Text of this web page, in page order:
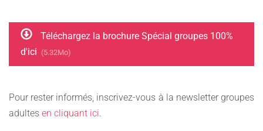
Téléchargez la brochure Spécial groupes 100%
d'ici (5.32Mo)
Pour rester informés, inscrivez-vous à la newsletter groupes
adultes en cliquant ici.